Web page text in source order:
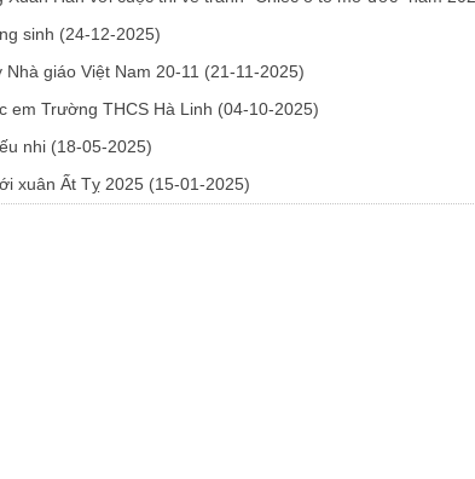
sinh (24-12-2025)
giáo Việt Nam 20-11 (21-11-2025)
em Trường THCS Hà Linh (04-10-2025)
nhi (18-05-2025)
xuân Ất Tỵ 2025 (15-01-2025)